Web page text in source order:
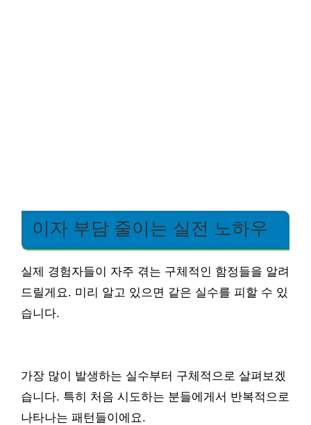
이자 부담 줄이는 실전 노하우
실제 경험자들이 자주 겪는 구체적인 함정들을 알려
드릴게요. 미리 알고 있으면 같은 실수를 피할 수 있
습니다.
가장 많이 발생하는 실수부터 구체적으로 살펴보겠
습니다. 특히 처음 시도하는 분들에게서 반복적으로
나타나는 패턴들이에요.